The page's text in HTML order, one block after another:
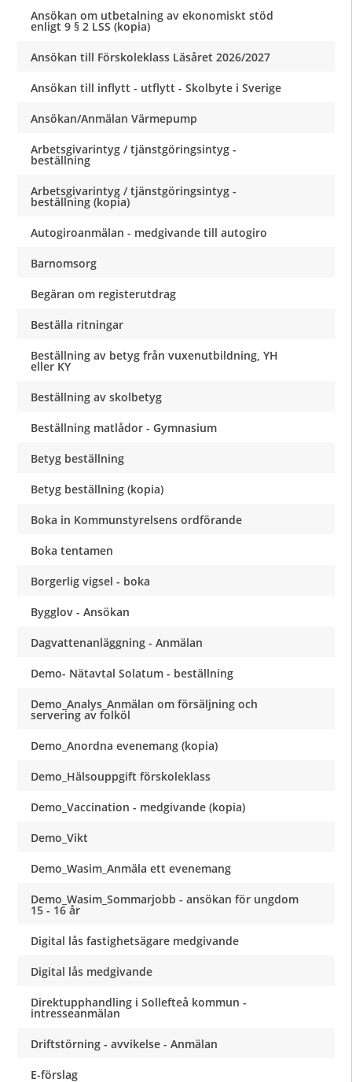
Ansökan om utbetalning av ekonomiskt stöd
enligt 9 § 2 LSS (kopia)
Ansökan till Förskoleklass Läsåret 2026/2027
Ansökan till inflytt - utflytt - Skolbyte i Sverige
Ansökan/Anmälan Värmepump
Arbetsgivarintyg / tjänstgöringsintyg -
beställning
Arbetsgivarintyg / tjänstgöringsintyg -
beställning (kopia)
Autogiroanmälan - medgivande till autogiro
Barnomsorg
Begäran om registerutdrag
Beställa ritningar
Beställning av betyg från vuxenutbildning, YH
eller KY
Beställning av skolbetyg
Beställning matlådor - Gymnasium
Betyg beställning
Betyg beställning (kopia)
Boka in Kommunstyrelsens ordförande
Boka tentamen
Borgerlig vigsel - boka
Bygglov - Ansökan
Dagvattenanläggning - Anmälan
Demo- Nätavtal Solatum - beställning
Demo_Analys_Anmälan om försäljning och
servering av folköl
Demo_Anordna evenemang (kopia)
Demo_Hälsouppgift förskoleklass
Demo_Vaccination - medgivande (kopia)
Demo_Vikt
Demo_Wasim_Anmäla ett evenemang
Demo_Wasim_Sommarjobb - ansökan för ungdom
15 - 16 år
Digital lås fastighetsägare medgivande
Digital lås medgivande
Direktupphandling i Sollefteå kommun -
intresseanmälan
Driftstörning - avvikelse - Anmälan
E-förslag